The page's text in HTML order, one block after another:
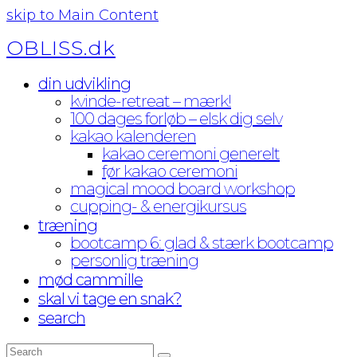
skip to Main Content
OBLISS.dk
din udvikling
kvinde-retreat – mærk!
100 dages forløb – elsk dig selv
kakao kalenderen
kakao ceremoni generelt
før kakao ceremoni
magical mood board workshop
cupping- & energikursus
træning
bootcamp 6: glad & stærk bootcamp
personlig træning
mød cammille
skal vi tage en snak?
search
Search